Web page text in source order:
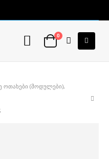
0
ᲝᲗᲐᲮᲔᲑᲘ (ᲛᲝᲓᲣᲚᲔᲑᲘ),